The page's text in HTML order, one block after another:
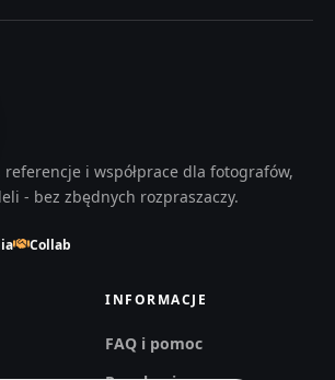
referencje i współprace dla fotografów,
- bez zbędnych rozpraszaczy.
Collab
INFORMACJE
FAQ i pomoc